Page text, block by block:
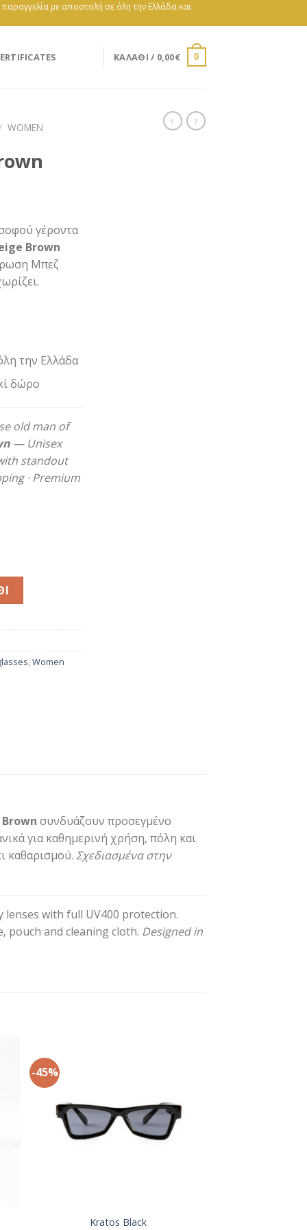
με αποστολή σε όλη την Ελλάδα και
ΚΑΛΆΘΙ / 0,00€ 0
WOMEN
γέροντα
Brown
Μπεζ
την Ελλάδα
δώρο
old man of
— Unisex
standout
· Premium
,Women
συνδυάζουν προσεγμένο
για καθημερινή χρήση, πόλη και
καθαρισμού. Σχεδιασμένα στην
with full UV400 protection.
pouch and cleaning cloth. Designed in
-45%
Kratos Black